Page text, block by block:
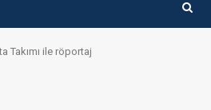
Takımı ile röportaj